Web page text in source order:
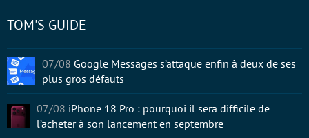
TOM'S GUIDE
07/08 Google Messages s’attaque enfin à deux de ses
plus gros défauts
07/08 iPhone 18 Pro : pourquoi il sera difficile de
l’acheter à son lancement en septembre